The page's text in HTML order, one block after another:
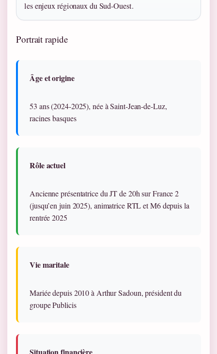
les enjeux régionaux du Sud-Ouest.
Portrait rapide
Âge et origine
53 ans (2024-2025), née à Saint-Jean-de-Luz,
racines basques
Rôle actuel
Ancienne présentatrice du JT de 20h sur France 2
(jusqu’en juin 2025), animatrice RTL et M6 depuis la
rentrée 2025
Vie maritale
Mariée depuis 2010 à Arthur Sadoun, président du
groupe Publicis